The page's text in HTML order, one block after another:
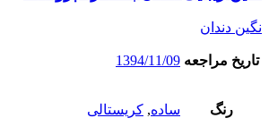
نگین دندان
تاریخ مراجعه 1394/11/09
رنگ ساده, کریستالی